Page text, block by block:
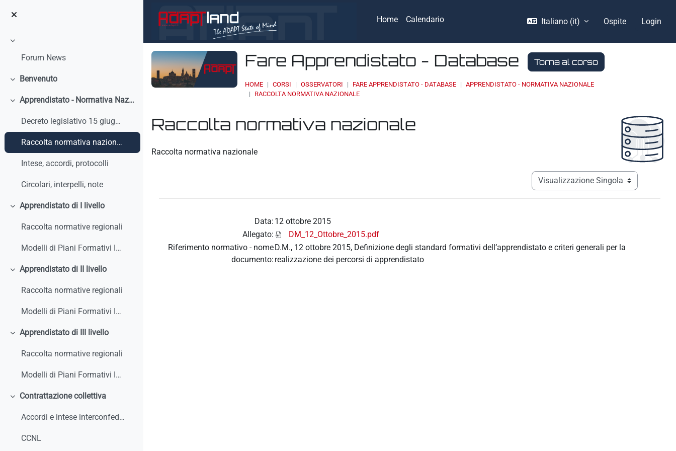
Home Calendario Italiano ‎(it)‎ Ospite Login
Minimizza
Forum News
Minimizza
Benvenuto
Minimizza
Apprendistato - Normativa Nazionale
Decreto legislativo 15 giugno 2015, n. 81 - Discip...
Raccolta normativa nazionale
Intese, accordi, protocolli
Circolari, interpelli, note
Minimizza
Apprendistato di I livello
Raccolta normative regionali
Modelli di Piani Formativi Individuali
Minimizza
Apprendistato di II livello
Raccolta normative regionali
Modelli di Piani Formativi Individuali
Minimizza
Apprendistato di III livello
Raccolta normative regionali
Modelli di Piani Formativi Individuali
Minimizza
Contrattazione collettiva
Accordi e intese interconfederali
CCNL
Fare Apprendistato - Database Torna al corso
HOME CORSI OSSERVATORI FARE APPRENDISTATO - DATABASE
APPRENDISTATO - NORMATIVA NAZIONALE
RACCOLTA NORMATIVA NAZIONALE
Raccolta normativa nazionale
Raccolta normativa nazionale
Navigazione terziaria modalità
Data: 12 ottobre 2015
Allegato:
DM_12_Ottobre_2015.pdf
Riferimento normativo - nome
documento:
D.M., 12 ottobre 2015, Definizione degli standard formativi dell’apprendistato e criteri generali per la
realizzazione dei percorsi di apprendistato